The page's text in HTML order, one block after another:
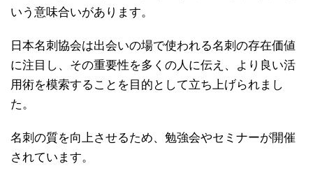
いう意味合いがあります。
日本名刺協会は出会いの場で使われる名刺の存在価値
に注目し、その重要性を多くの人に伝え、より良い活
用術を模索することを目的として立ち上げられまし
た。
名刺の質を向上させるため、勉強会やセミナーが開催
されています。